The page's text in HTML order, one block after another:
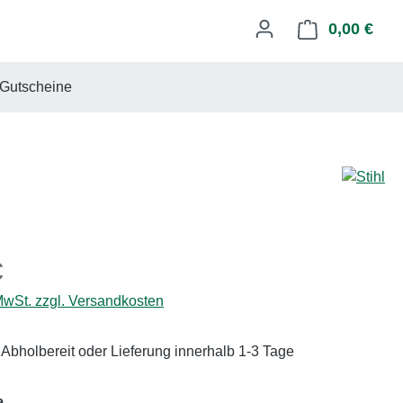
0,00 €
Gutscheine
zzgl. Versandkosten
oder Lieferung innerhalb 1-3 Tage